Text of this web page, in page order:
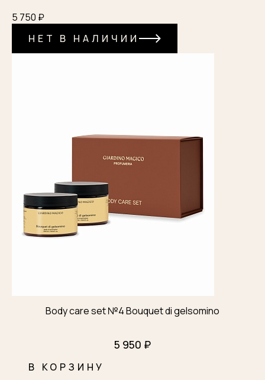
5 750 ₽
НЕТ В НАЛИЧИИ
Body care set №4 Bouquet di gelsomino
5 950 ₽
В КОРЗИНУ